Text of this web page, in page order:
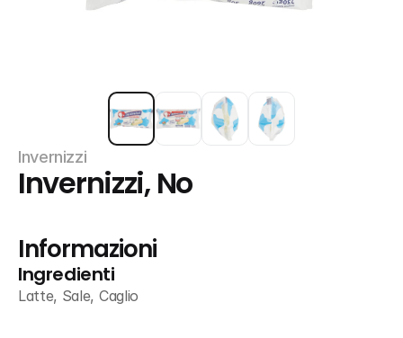
Invernizzi
Invernizzi, No
Informazioni
Ingredienti
Latte, Sale, Caglio